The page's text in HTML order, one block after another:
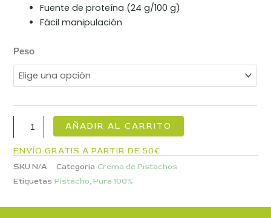
Fuente de proteína (24 g/100 g)
Fácil manipulación
Peso
Pasta
100%
de
-
Calidad
Premium
cantidad
AÑADIR AL CARRITO
ENVÍO GRATIS A PARTIR DE 50€
SKUN/A Categoría Crema de Pistachos
Etiquetas Pistacho,Pura 100%